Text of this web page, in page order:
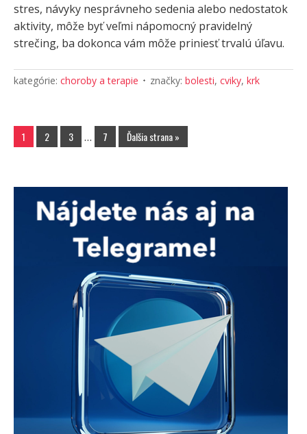
stres, návyky nesprávneho sedenia alebo nedostatok
aktivity, môže byť veľmi nápomocný pravidelný
strečing, ba dokonca vám môže priniesť trvalú úľavu.
kategórie: choroby a terapie značky: bolesti, cviky, krk
1 2 3 … 7 Ďalšia strana »